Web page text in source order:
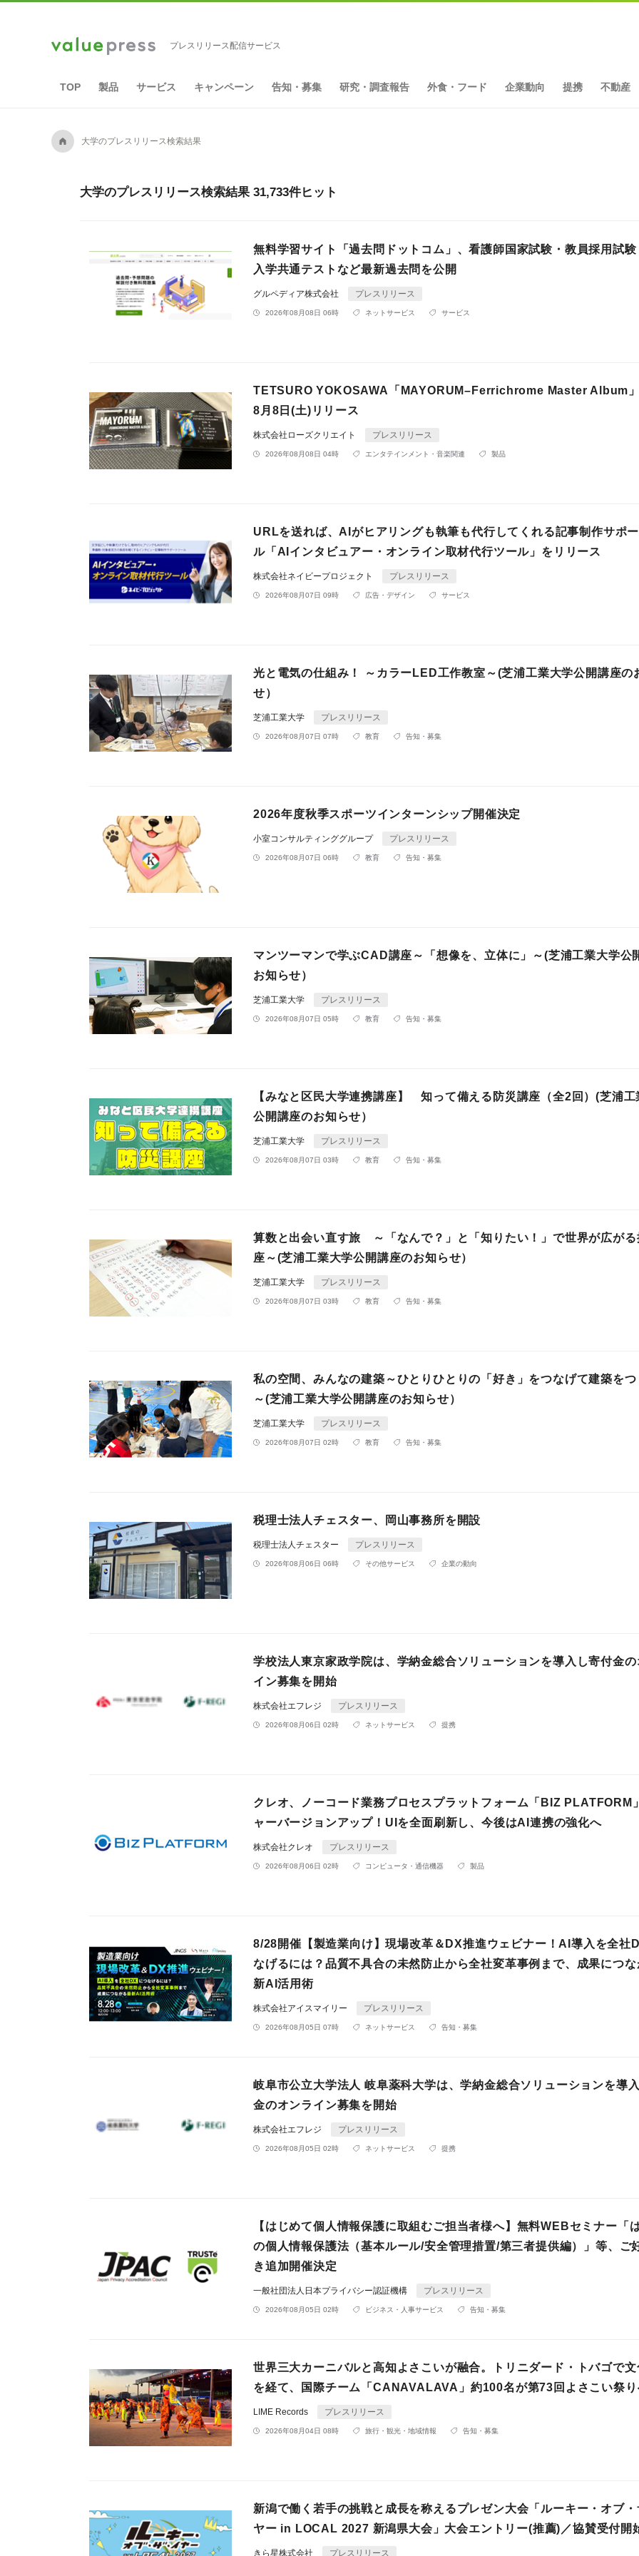
プレスリリース配信サービス
TOP 製品 サービス キャンペーン 告知・募集 研究・調査報告 外食・フード 企業動向 提携 不動産
A 大学のプレスリリース検索結果
大学のプレスリリース検索結果 31,733件ヒット
無料学習サイト「過去問ドットコム」、看護師国家試験・教員採用試
入学共通テストなど最新過去問を公開
グルペディア株式会社 プレスリリース
2026年08月08日 06時 ネットサービス サービス
TETSURO YOKOSAWA「MAYORUM–Ferrichrome Master Album
8月8日(土)リリース
株式会社ローズクリエイト プレスリリース
2026年08月08日 04時 エンタテインメント・音楽関連 製品
URLを送れば、AIがヒアリングも執筆も代行してくれる記事制作サポ
ル「AIインタビュアー・オンライン取材代行ツール」をリリース
株式会社ネイビープロジェクト プレスリリース
2026年08月07日 09時 広告・デザイン サービス
光と電気の仕組み！ ～カラーLED工作教室～(芝浦工業大学公開講座の
せ）
芝浦工業大学 プレスリリース
2026年08月07日 07時 教育 告知・募集
2026年度秋季スポーツインターンシップ開催決定
小室コンサルティンググループ プレスリリース
2026年08月07日 06時 教育 告知・募集
マンツーマンで学ぶCAD講座～「想像を、立体に」～(芝浦工業大学公
お知らせ）
芝浦工業大学 プレスリリース
2026年08月07日 05時 教育 告知・募集
【みなと区民大学連携講座】 知って備える防災講座（全2回）(芝浦工
公開講座のお知らせ）
芝浦工業大学 プレスリリース
2026年08月07日 03時 教育 告知・募集
算数と出会い直す旅 ～「なんで？」と「知りたい！」で世界が広がる
座～(芝浦工業大学公開講座のお知らせ）
芝浦工業大学 プレスリリース
2026年08月07日 03時 教育 告知・募集
私の空間、みんなの建築～ひとりひとりの「好き」をつなげて建築を
～(芝浦工業大学公開講座のお知らせ）
芝浦工業大学 プレスリリース
2026年08月07日 02時 教育 告知・募集
税理士法人チェスター、岡山事務所を開設
税理士法人チェスター プレスリリース
2026年08月06日 06時 その他サービス 企業の動向
学校法人東京家政学院は、学納金総合ソリューションを導入し寄付金
イン募集を開始
株式会社エフレジ プレスリリース
2026年08月06日 02時 ネットサービス 提携
クレオ、ノーコード業務プロセスプラットフォーム「BIZ PLATFORM
ャーバージョンアップ！UIを全面刷新し、今後はAI連携の強化へ
株式会社クレオ プレスリリース
2026年08月06日 02時 コンピュータ・通信機器 製品
8/28開催【製造業向け】現場改革＆DX推進ウェビナー！AI導入を全社
なげるには？品質不具合の未然防止から全社変革事例まで、成果につ
新AI活用術
株式会社アイスマイリー プレスリリース
2026年08月05日 07時 ネットサービス 告知・募集
岐阜市公立大学法人 岐阜薬科大学は、学納金総合ソリューションを導
金のオンライン募集を開始
株式会社エフレジ プレスリリース
2026年08月05日 02時 ネットサービス 提携
【はじめて個人情報保護に取組むご担当者様へ】無料WEBセミナー「
の個人情報保護法（基本ルール/安全管理措置/第三者提供編）」等、ご
き追加開催決定
一般社団法人日本プライバシー認証機構 プレスリリース
2026年08月05日 02時 ビジネス・人事サービス 告知・募集
世界三大カーニバルと高知よさこいが融合。トリニダード・トバゴで
を経て、国際チーム「CANAVALAVA」約100名が第73回よさこい祭
LIME Records プレスリリース
2026年08月04日 08時 旅行・観光・地域情報 告知・募集
新潟で働く若手の挑戦と成長を称えるプレゼン大会「ルーキー・オブ
ヤー in LOCAL 2027 新潟県大会」大会エントリー(推薦)／協賛受付開
きら星株式会社 プレスリリース